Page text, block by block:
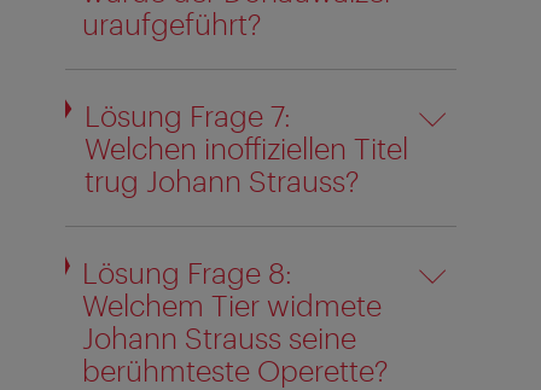
uraufgeführt?
Lösung Frage 7:
Welchen inoffiziellen Titel
trug Johann Strauss?
Lösung Frage 8:
Welchem Tier widmete
Johann Strauss seine
berühmteste Operette?